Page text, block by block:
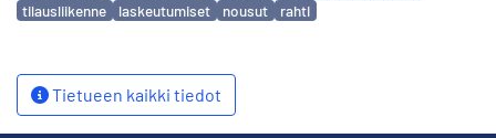
tilausliikenne
laskeutumiset nousut rahti
Tietueen kaikki tiedot